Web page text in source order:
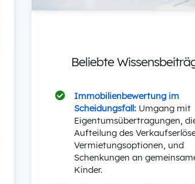
Beliebte
Immobilienbewertung im
Scheidungsfall: Umgang mit
Eigentumsübertragungen,
Aufteilung des
Vermietungsoptionen, und
Schenkungen an
Kinder.